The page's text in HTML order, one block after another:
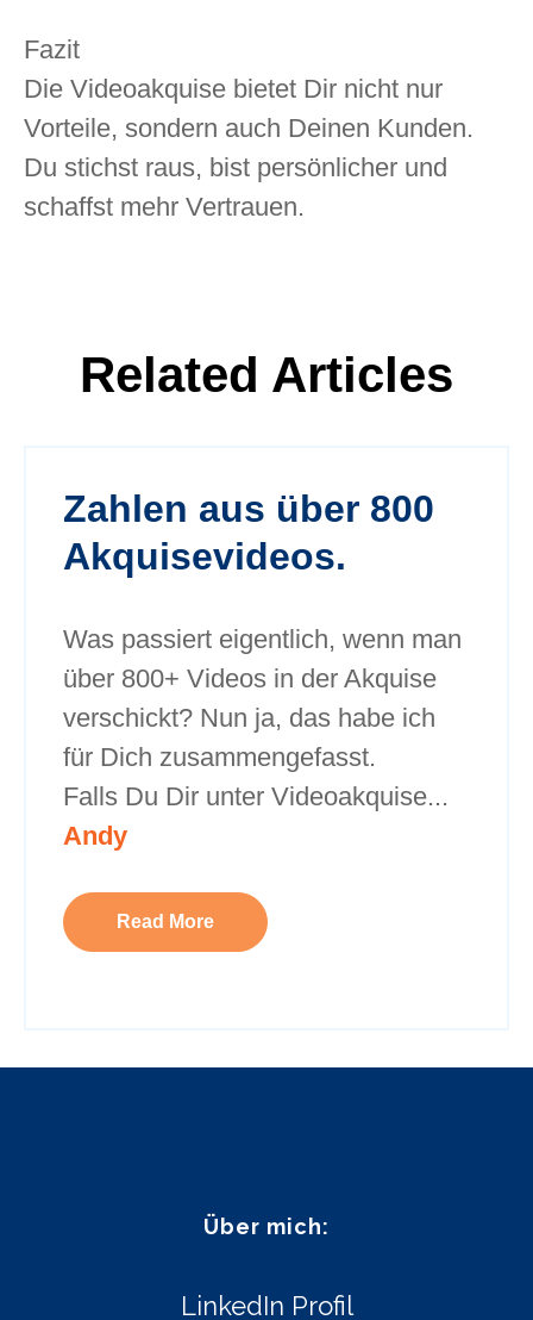
Fazit
Die Videoakquise bietet Dir nicht nur
Vorteile, sondern auch Deinen Kunden.
Du stichst raus, bist persönlicher und
schaffst mehr Vertrauen.
Related Articles
Zahlen aus über 800
Akquisevideos.
Was passiert eigentlich, wenn man
über 800+ Videos in der Akquise
verschickt? Nun ja, das habe ich
für Dich zusammengefasst.
Falls Du Dir unter Videoakquise...
Andy
Read More
Über mich:
LinkedIn Profil